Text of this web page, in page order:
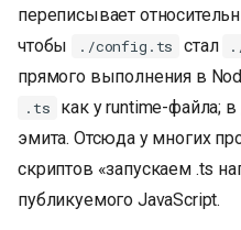
переписывает
чтобы
./config.ts стал
прямого выполнения в
.ts
как у runtime-файла;
эмита. Отсюда у многих
скриптов «запускаем .ts
публикуемого JavaScript.